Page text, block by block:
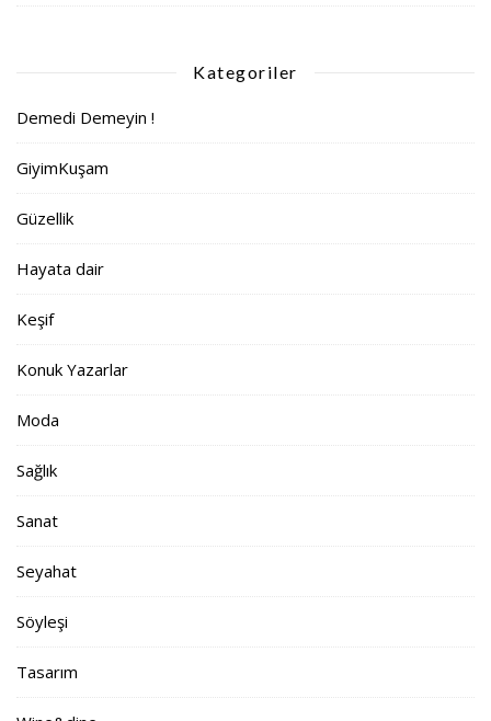
Kategoriler
Demedi Demeyin !
GiyimKuşam
Güzellik
Hayata dair
Keşif
Konuk Yazarlar
Moda
Sağlık
Sanat
Seyahat
Söyleşi
Tasarım